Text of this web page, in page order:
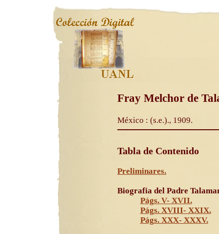
Fray Melchor de
México : (s.e.)., 1909.
Tabla de Contenido
Preliminares.
Biografia del Padre
Págs. V- XVII.
Págs. XVIII- XXIX.
Págs. XXX- XXXV.